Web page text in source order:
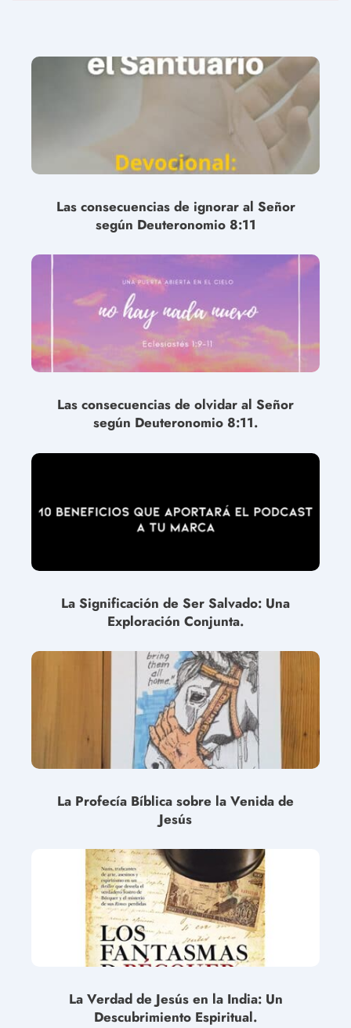
Las consecuencias de ignorar al Señor
según Deuteronomio 8:11
Las consecuencias de olvidar al Señor
según Deuteronomio 8:11.
La Significación de Ser Salvado: Una
Exploración Conjunta.
La Profecía Bíblica sobre la Venida de
Jesús
La Verdad de Jesús en la India: Un
Descubrimiento Espiritual.